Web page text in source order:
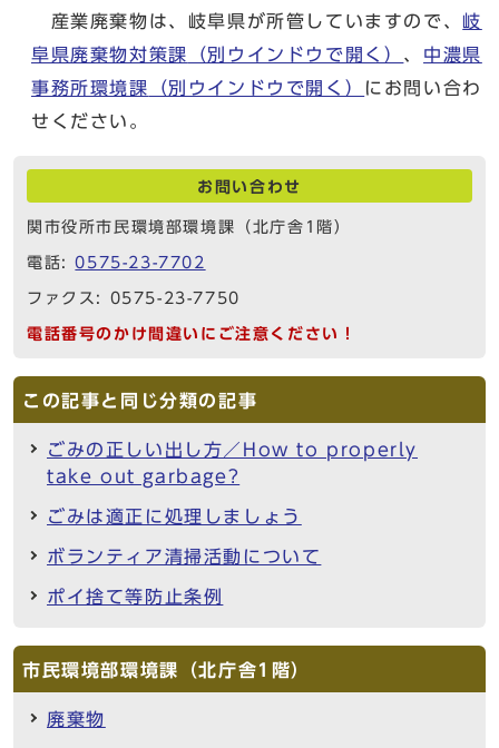
産業廃棄物は、岐阜県が所管していますので、岐
阜県廃棄物対策課
（別ウインドウで開く） 、 中濃県
事務所環境課
（別ウインドウで開く）
にお問い合わ
せください。
お問い合わせ
関市役所市民環境部環境課（北庁舎1階）
電話:0575-23-7702
ファクス: 0575-23-7750
電話番号のかけ間違いにご注意ください！
この記事と同じ分類の記事
ごみの正しい出し方／How to properly
take out garbage?
ごみは適正に処理しましょう
ボランティア清掃活動について
ポイ捨て等防止条例
市民環境部環境課（北庁舎1階）
廃棄物